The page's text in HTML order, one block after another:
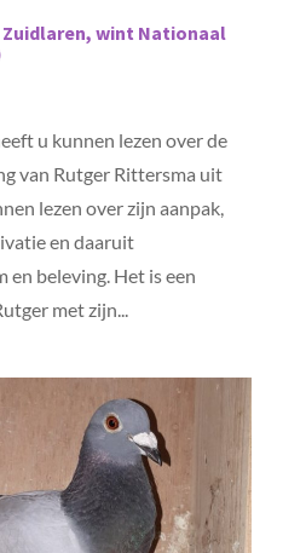
wint Nationaal
u kunnen lezen over de
van Rutger Rittersma uit
lezen over zijn aanpak,
en daaruit
beleving. Het is een
met zijn...